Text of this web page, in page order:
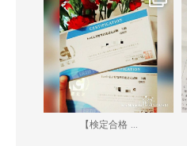
【検定合格 ...